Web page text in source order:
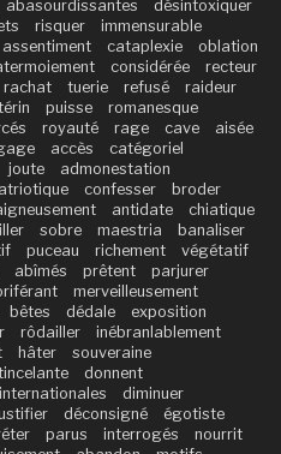
abasourdissantes
désintoxiquer
risquer
immensurable
assentiment cataplexie
oblation
considérée
recteur
rachat tuerie refusé
raideur
puisse
romanesque
royauté rage cave
aisée
accès
catégoriel
joute
admonestation
confesser
broder
antidate
chiatique
sobre maestria
banaliser
puceau richement
végétatif
abîmés prêtent
parjurer
merveilleusement
bêtes dédale
exposition
rôdailler
inébranlablement
hâter
souveraine
donnent
internationales
diminuer
déconsigné
égotiste
parus interrogés
nourrit